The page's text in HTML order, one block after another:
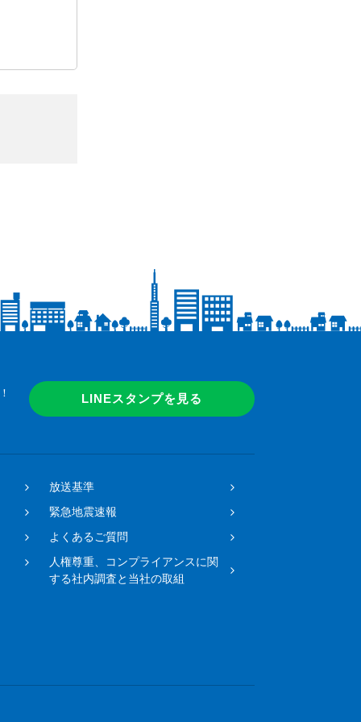
LINEスタンプを見る
放送基準
緊急地震速報
よくあるご質問
人権尊重、コンプライアンスに関
する社内調査と当社の取組